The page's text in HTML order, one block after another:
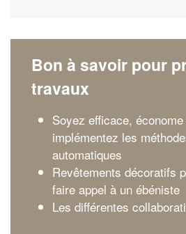
Bon à savoir pour
travaux
Soyez efficace,
implémentez les
automatiques
Revêtements décoratifs
faire appel à un ébéniste
Les différentes